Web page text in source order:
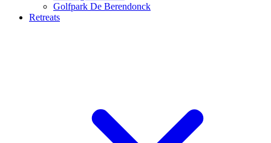
Golfpark De Berendonck
Retreats